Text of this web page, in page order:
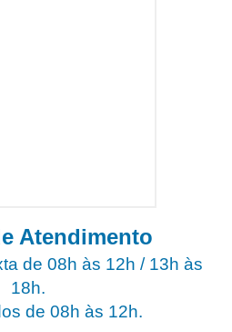
Atendimento
de 08h às 12h / 13h às
18h.
de 08h às 12h.